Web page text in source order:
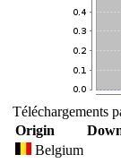
Téléchargements
Origin
Belgium